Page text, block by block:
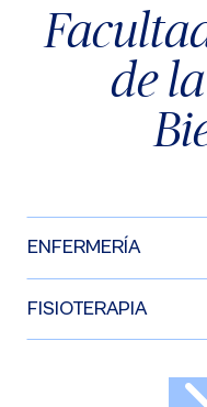
de
ENFERMERÍA
FISIOTERAPIA